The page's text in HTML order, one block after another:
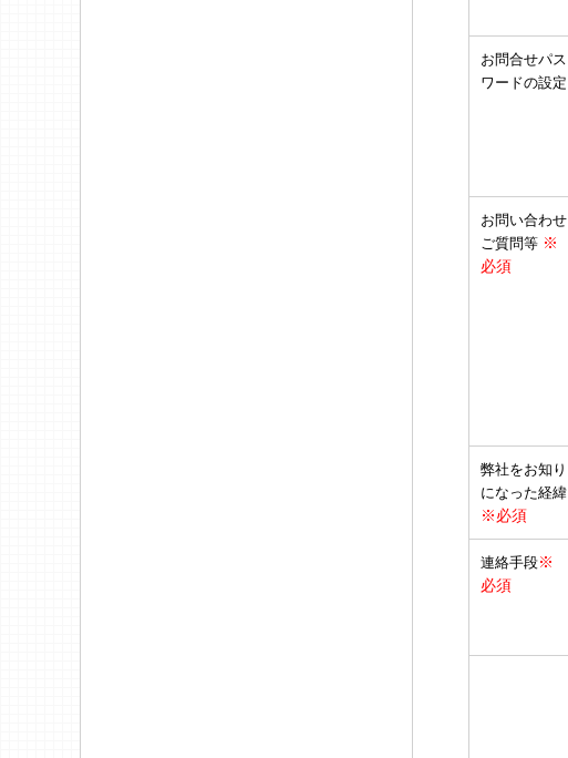
お問合せパス
ワードの設定
お問い合わせ
ご質問等 ※
必須
弊社をお知り
になった経緯
※必須
連絡手段※
必須